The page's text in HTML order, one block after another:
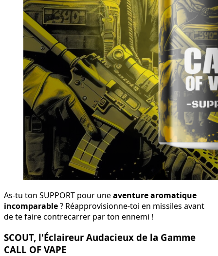
As-tu ton SUPPORT pour uneaventure aromatique
incomparable? Réapprovisionne-toi en missiles avant
de te faire contrecarrer par ton ennemi !
SCOUT, l'Éclaireur Audacieux de la Gamme
CALL OF VAPE